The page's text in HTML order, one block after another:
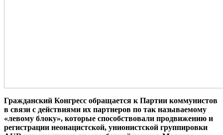
Гражданский Конгресс обращается к Партии коммунистов
в связи с действиями их партнеров по так называемому
«левому блоку», которые способствовали продвижению и
регистрации неонацистской, унионистской группировки